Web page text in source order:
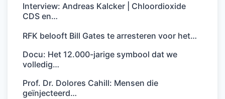
Interview: Andreas Kalcker | Chloordioxide
CDS en…
RFK belooft Bill Gates te arresteren voor het…
Docu: Het 12.000-jarige symbool dat we
volledig…
Prof. Dr. Dolores Cahill: Mensen die
geïnjecteerd…